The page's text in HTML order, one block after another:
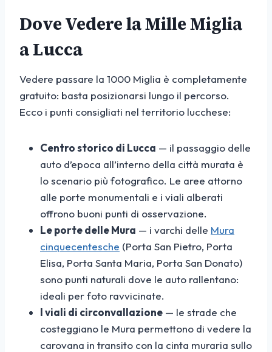
Dove Vedere la Mille Miglia
a Lucca
Vedere passare la 1000 Miglia è completamente
gratuito: basta posizionarsi lungo il percorso.
Ecco i punti consigliati nel territorio lucchese:
Centro storico di Lucca — il passaggio delle
auto d’epoca all’interno della città murata è
lo scenario più fotografico. Le aree attorno
alle porte monumentali e i viali alberati
offrono buoni punti di osservazione.
Le porte delle Mura — i varchi delle Mura
cinquecentesche (Porta San Pietro, Porta
Elisa, Porta Santa Maria, Porta San Donato)
sono punti naturali dove le auto rallentano:
ideali per foto ravvicinate.
I viali di circonvallazione — le strade che
costeggiano le Mura permettono di vedere la
carovana in transito con la cinta muraria sullo